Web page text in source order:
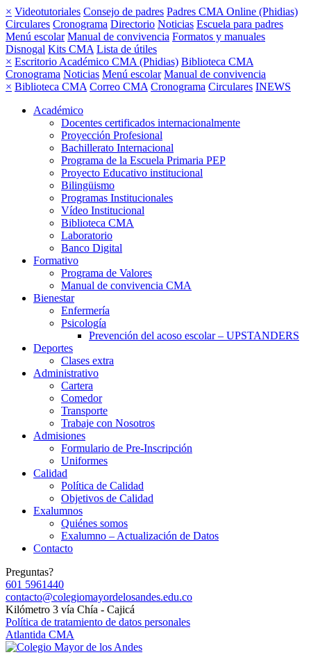
× Videotutoriales Consejo de padres Padres CMA Online (Phidias)
Circulares Cronograma Directorio Noticias Escuela para padres
Menú escolar Manual de convivencia Formatos y manuales
Disnogal Kits CMA Lista de útiles
× Escritorio Académico CMA (Phidias) Biblioteca CMA
Cronograma Noticias Menú escolar Manual de convivencia
× Biblioteca CMA Correo CMA Cronograma Circulares INEWS
Académico
Docentes certificados internacionalmente
Proyección Profesional
Bachillerato Internacional
Programa de la Escuela Primaria PEP
Proyecto Educativo institucional
Bilingüismo
Programas Institucionales
Vídeo Institucional
Biblioteca CMA
Laboratorio
Banco Digital
Formativo
Programa de Valores
Manual de convivencia CMA
Bienestar
Enfermería
Psicología
Prevención del acoso escolar – UPSTANDERS
Deportes
Clases extra
Administrativo
Cartera
Comedor
Transporte
Trabaje con Nosotros
Admisiones
Formulario de Pre-Inscripción
Uniformes
Calidad
Política de Calidad
Objetivos de Calidad
Exalumnos
Quiénes somos
Exalumno – Actualización de Datos
Contacto
Preguntas?
601 5961440
contacto@colegiomayordelosandes.edu.co
Kilómetro 3 vía Chía - Cajicá
Política de tratamiento de datos personales
Atlantida CMA